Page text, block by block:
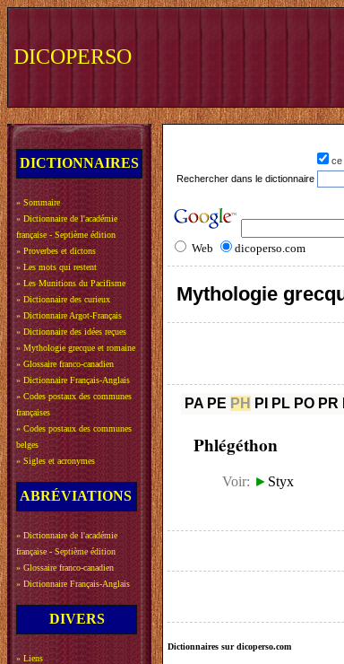
DICOPERSO
DICTIONNAIRES
» Sommaire
» Dictionnaire de l'académie
française - Septième édition
» Proverbes et dictons
» Les mots qui restent
» Les Munitions du Pacifisme
» Dictionnaire des curieux
» Dictionnaire Argot-Français
» Dictionnaire des idées reçues
» Mythologie grecque et romaine
» Glossaire franco-canadien
» Dictionnaire Français-Anglais
» Codes postaux des communes
françaises
» Codes postaux des communes
belges
» Sigles et acronymes
ABRÉVIATIONS
» Dictionnaire de l'académie
française - Septième édition
» Glossaire franco-canadien
» Dictionnaire Français-Anglais
DIVERS
» Liens
ce
Rechercher dans le dictionnaire
Web dicoperso.com
Mythologie
PA PE PH PI PL PO PR
Phlégéthon
Voir: ► Styx
Dictionnaires sur dicoperso.com